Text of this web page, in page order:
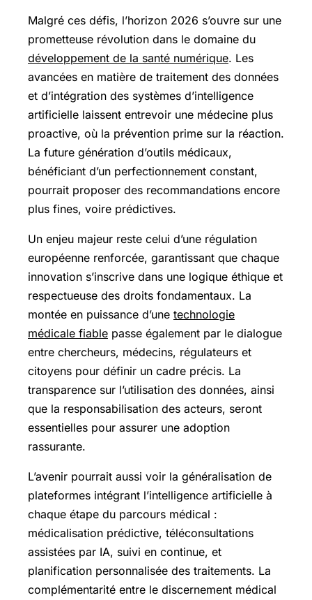
Malgré ces défis, l’horizon 2026 s’ouvre sur une
prometteuse révolution dans le domaine du
développement de la santé numérique. Les
avancées en matière de traitement des données
et d’intégration des systèmes d’intelligence
artificielle laissent entrevoir une médecine plus
proactive, où la prévention prime sur la réaction.
La future génération d’outils médicaux,
bénéficiant d’un perfectionnement constant,
pourrait proposer des recommandations encore
plus fines, voire prédictives.
Un enjeu majeur reste celui d’une régulation
européenne renforcée, garantissant que chaque
innovation s’inscrive dans une logique éthique et
respectueuse des droits fondamentaux. La
montée en puissance d’une technologie
médicale fiable passe également par le dialogue
entre chercheurs, médecins, régulateurs et
citoyens pour définir un cadre précis. La
transparence sur l’utilisation des données, ainsi
que la responsabilisation des acteurs, seront
essentielles pour assurer une adoption
rassurante.
L’avenir pourrait aussi voir la généralisation de
plateformes intégrant l’intelligence artificielle à
chaque étape du parcours médical :
médicalisation prédictive, téléconsultations
assistées par IA, suivi en continue, et
planification personnalisée des traitements. La
complémentarité entre le discernement médical